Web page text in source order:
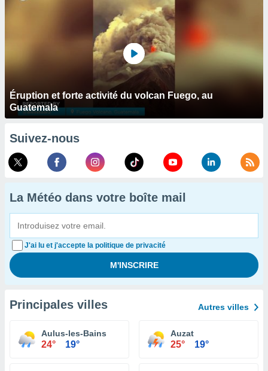
Éruption et forte activité du volcan Fuego, au
Guatemala
Suivez-nous
La Météo dans votre boîte mail
J'ai lu et j'accepte la politique de privacité
Principales villes Autres villes
Aulus-les-Bains
24° 19°
Auzat
25° 19°